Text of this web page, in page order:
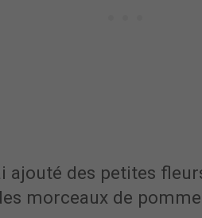
ajouté des petites
morceaux de